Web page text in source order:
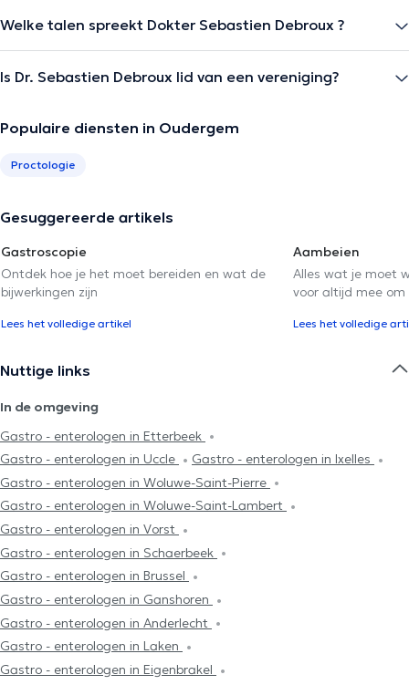
Welke talen spreekt Dokter Sebastien Debroux ?
Is Dr. Sebastien Debroux lid van een vereniging?
Populaire diensten in Oudergem
Proctologie
Gesuggereerde artikels
Gastroscopie
Ontdek hoe je het moet bereiden en wat de
bijwerkingen zijn
Lees het volledige artikel
Aambeien
Alles wat je moet
voor altijd mee
Lees het volledige
Nuttige links
In de omgeving
Gastro - enterologen in Etterbeek
Gastro - enterologen in Uccle
Gastro - enterologen in Ixelles
Gastro - enterologen in Woluwe-Saint-Pierre
Gastro - enterologen in Woluwe-Saint-Lambert
Gastro - enterologen in Vorst
Gastro - enterologen in Schaerbeek
Gastro - enterologen in Brussel
Gastro - enterologen in Ganshoren
Gastro - enterologen in Anderlecht
Gastro - enterologen in Laken
Gastro - enterologen in Eigenbrakel